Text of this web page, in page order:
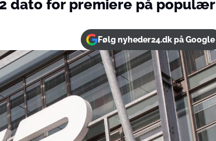
dato for premiere på populær
Følg nyheder24.dk på Google